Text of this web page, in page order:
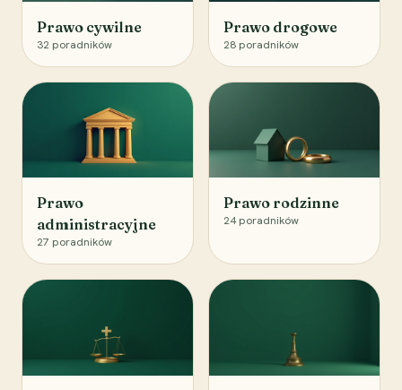
Prawo cywilne
32 poradników
Prawo drogowe
28 poradników
Prawo
administracyjne
27 poradników
Prawo rodzinne
24 poradników